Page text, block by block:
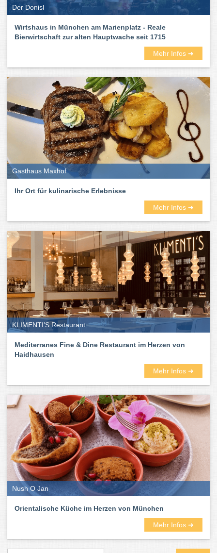
Der Donisl
Wirtshaus in München am Marienplatz - Reale
Bierwirtschaft zur alten Hauptwache seit 1715
Mehr Infos ➜
Gasthaus Maxhof
Ihr Ort für kulinarische Erlebnisse
Mehr Infos ➜
KLIMENTI’S Restaurant
Mediterranes Fine & Dine Restaurant im Herzen von
Haidhausen
Mehr Infos ➜
Nush O Jan
Orientalische Küche im Herzen von München
Mehr Infos ➜